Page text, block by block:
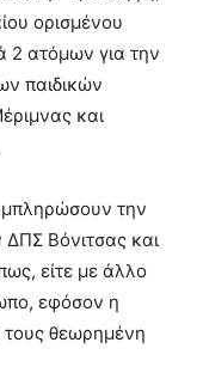
ορισμένου
2 ατόμων για την
παιδικών
και
την
ΔΠΣ Βόνιτσας και
είτε με άλλο
εφόσον η
τους θεωρημένη